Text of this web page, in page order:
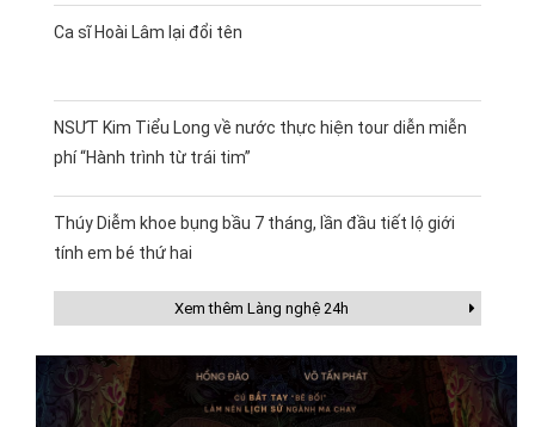
Ca sĩ Hoài Lâm lại đổi tên
NSƯT Kim Tiểu Long về nước thực hiện tour diễn miễn
phí “Hành trình từ trái tim”
Thúy Diễm khoe bụng bầu 7 tháng, lần đầu tiết lộ giới
tính em bé thứ hai
Xem thêm Làng nghệ 24h